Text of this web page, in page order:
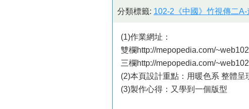
分類標籤: 102-2《中國》竹視傳二
(1)作業網址：
雙欄http://mepopedia.com/
三欄http://mepopedia.com/
(2)本頁設計重點：用暖色系 整體呈
(3)製作心得：又學到一個版型